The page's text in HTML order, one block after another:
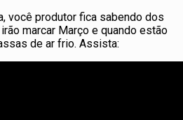
você produtor fica sabendo dos
marcar Março e quando estão
de ar frio. Assista: